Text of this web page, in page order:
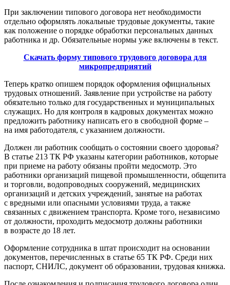
При заключении типового договора нет необходимости
отдельно оформлять локальные трудовые документы, такие
как положение о порядке обработки персональных данных
работника и др. Обязательные нормы уже включены в текст.
Скачать форму типового трудового договора для
микропредприятий
Теперь кратко опишем порядок оформления официальных
трудовых отношений. Заявление при устройстве на работу
обязательно только для государственных и муниципальных
служащих. Но для контроля в кадровых документах можно
предложить работнику написать его в свободной форме –
на имя работодателя, с указанием должности.
Должен ли работник сообщать о состоянии своего здоровья?
В статье 213 ТК РФ указаны категории работников, которые
при приеме на работу обязаны пройти медосмотр. Это
работники организаций пищевой промышленности, общепита
и торговли, водопроводных сооружений, медицинских
организаций и детских учреждений, занятые на работах
с вредными или опасными условиями труда, а также
связанных с движением транспорта. Кроме того, независимо
от должности, проходить медосмотр должны работники
в возрасте до 18 лет.
Оформление сотрудника в штат происходит на основании
документов, перечисленных в статье 65 ТК РФ. Среди них
паспорт, СНИЛС, документ об образовании, трудовая книжка.